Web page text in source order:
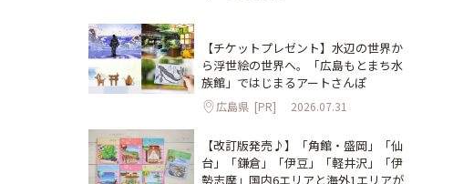
【チケットプレゼント】水辺の世界か
ら浮世絵の世界へ。「広島もとまち水
族館」ではじまるアートさんぽ
広島県 [PR] 2026.07.31
【改訂版発売♪】「角館・盛岡」「仙
台」「鎌倉」「伊豆」「軽井沢」「伊
勢志摩」国内6エリアと海外1エリアが